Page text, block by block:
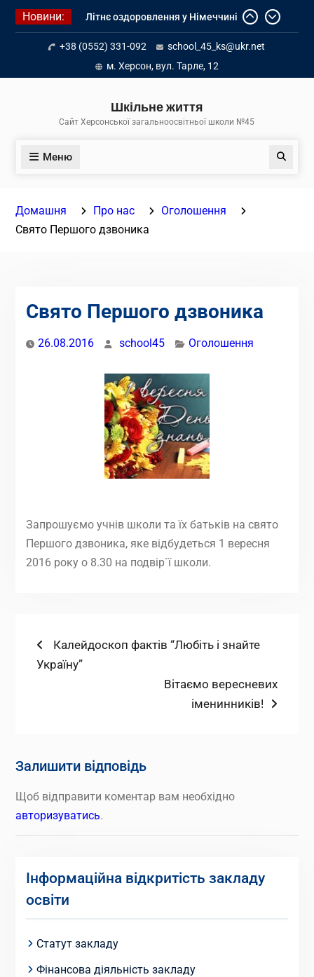
Перейти
Новини:
Літнє оздоровлення у Німеччині
Діалог з бізнесом
Інформація про вступ молоді з
тимчасово окупованих територій
до українських закладів освіти
+38 (0552) 331-092
school_45_ks@ukr.net
м. Херсон, вул. Тарле, 12
Шкільне життя
Сайт Херсонської загальноосвітньої школи №45
Меню Пошук
Домашня Про нас
Оголошення
Свято Першого дзвоника
Свято Першого дзвоника
26.08.2016 school45 Оголошення
Запрошуємо учнів школи та їх батьків на свято
Першого дзвоника, яке відбудеться 1 вересня
2016 року о 8.30 на подвір`ї школи.
Навігація
записів
Попередній
запис:
Калейдоскоп фактів “Любіть і знайте
Україну”
Наступний
запис:
Вітаємо вересневих
іменинників!
Залишити відповідь
Щоб відправити коментар вам необхідно
авторизуватись.
Інформаційна відкритість закладу
освіти
Статут закладу
Фінансова діяльність закладу